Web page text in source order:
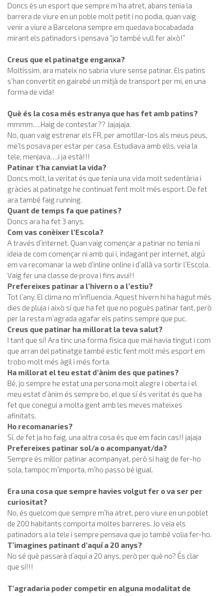
Doncs és un esport que sempre m’ha atret, abans tenia la
barrera de viure en un poble molt petit i no podia, quan vaig
venir a viure a Barcelona sempre em quedava bocabadada
mirant els patinadors i pensava “jo també vull fer això!”
Creus que el patinatge enganxa?
Moltíssim, ara mateix no sabria viure sense patinar. Els patins
s’han convertit en gairebé un mitjà de transport per mi, en una
forma de vida!
Què és la cosa més estranya que has fet amb patins?
mmmm….Haig de contestar?? Jajajaja.
No, quan vaig estrenar els FR, per amotllar-los als meus peus,
me’ls posava per estar per casa. Estudiava amb ells, veia la
tele, menjava….i ja està!!!
Patinar t’ha canviat la vida?
Doncs molt, la veritat és que tenia una vida molt sedentària i
gràcies al patinatge he continuat fent molt més esport. De fet
ara també faig running.
Quant de temps fa que patines?
Doncs ara ha fet 3 anys.
Com vas conèixer l’Escola?
A través d’internet. Quan vaig començar a patinar no tenia ni
ideia de com començar ni amb qui i, indagant per internet, algú
em va recomanar la web d’inline online i d’allà va sortir l’Escola.
Vaig fer una classe de prova i fins avui!!
Prefereixes patinar a l’hivern o a l’estiu?
Tot l’any. El clima no m’influencia. Aquest hivern hi ha hagut més
dies de pluja i això sí que ha fet que no poguès patinar tant, però
per la resta m’agrada agafar els patins sempre que puc.
Creus que patinar ha millorat la teva salut?
I tant que sí! Ara tinc una forma física que mai havia tingut i com
que arran del patinatge també estic fent molt més esport em
trobo molt més àgil i més forta.
Ha millorat el teu estat d’ànim des que patines?
Bé, jo sempre he estat una persona molt alegre i oberta i el
meu estat d’ànim és sempre bo, el que sí és veritat és que ha
fet que conegui a molta gent amb les meves mateixes
afinitats.
Ho recomanaries?
Sí, de fet ja ho faig, una altra cosa és que em facin cas!! jajaja
Prefereixes patinar sol/a o acompanyat/da?
Sempre és millor patinar acompanyat, però si haig de fer-ho
sola, tampoc m’importa, m’ho passo bé igual.
Era una cosa que sempre havies volgut fer o va ser per
curiositat?
No, és quelcom que sempre m’ha atret, pero viure en un poblet
de 200 habitants comporta moltes barreres. Jo veia els
patinadors a la tele i sempre pensava que jo també volia fer-ho.
T’imagines patinant d’aquí a 20 anys?
No sé què passarà d’aquí a 20 anys, però per què no? És clar
que sí!!!
T’agradaria poder competir en alguna modalitat de